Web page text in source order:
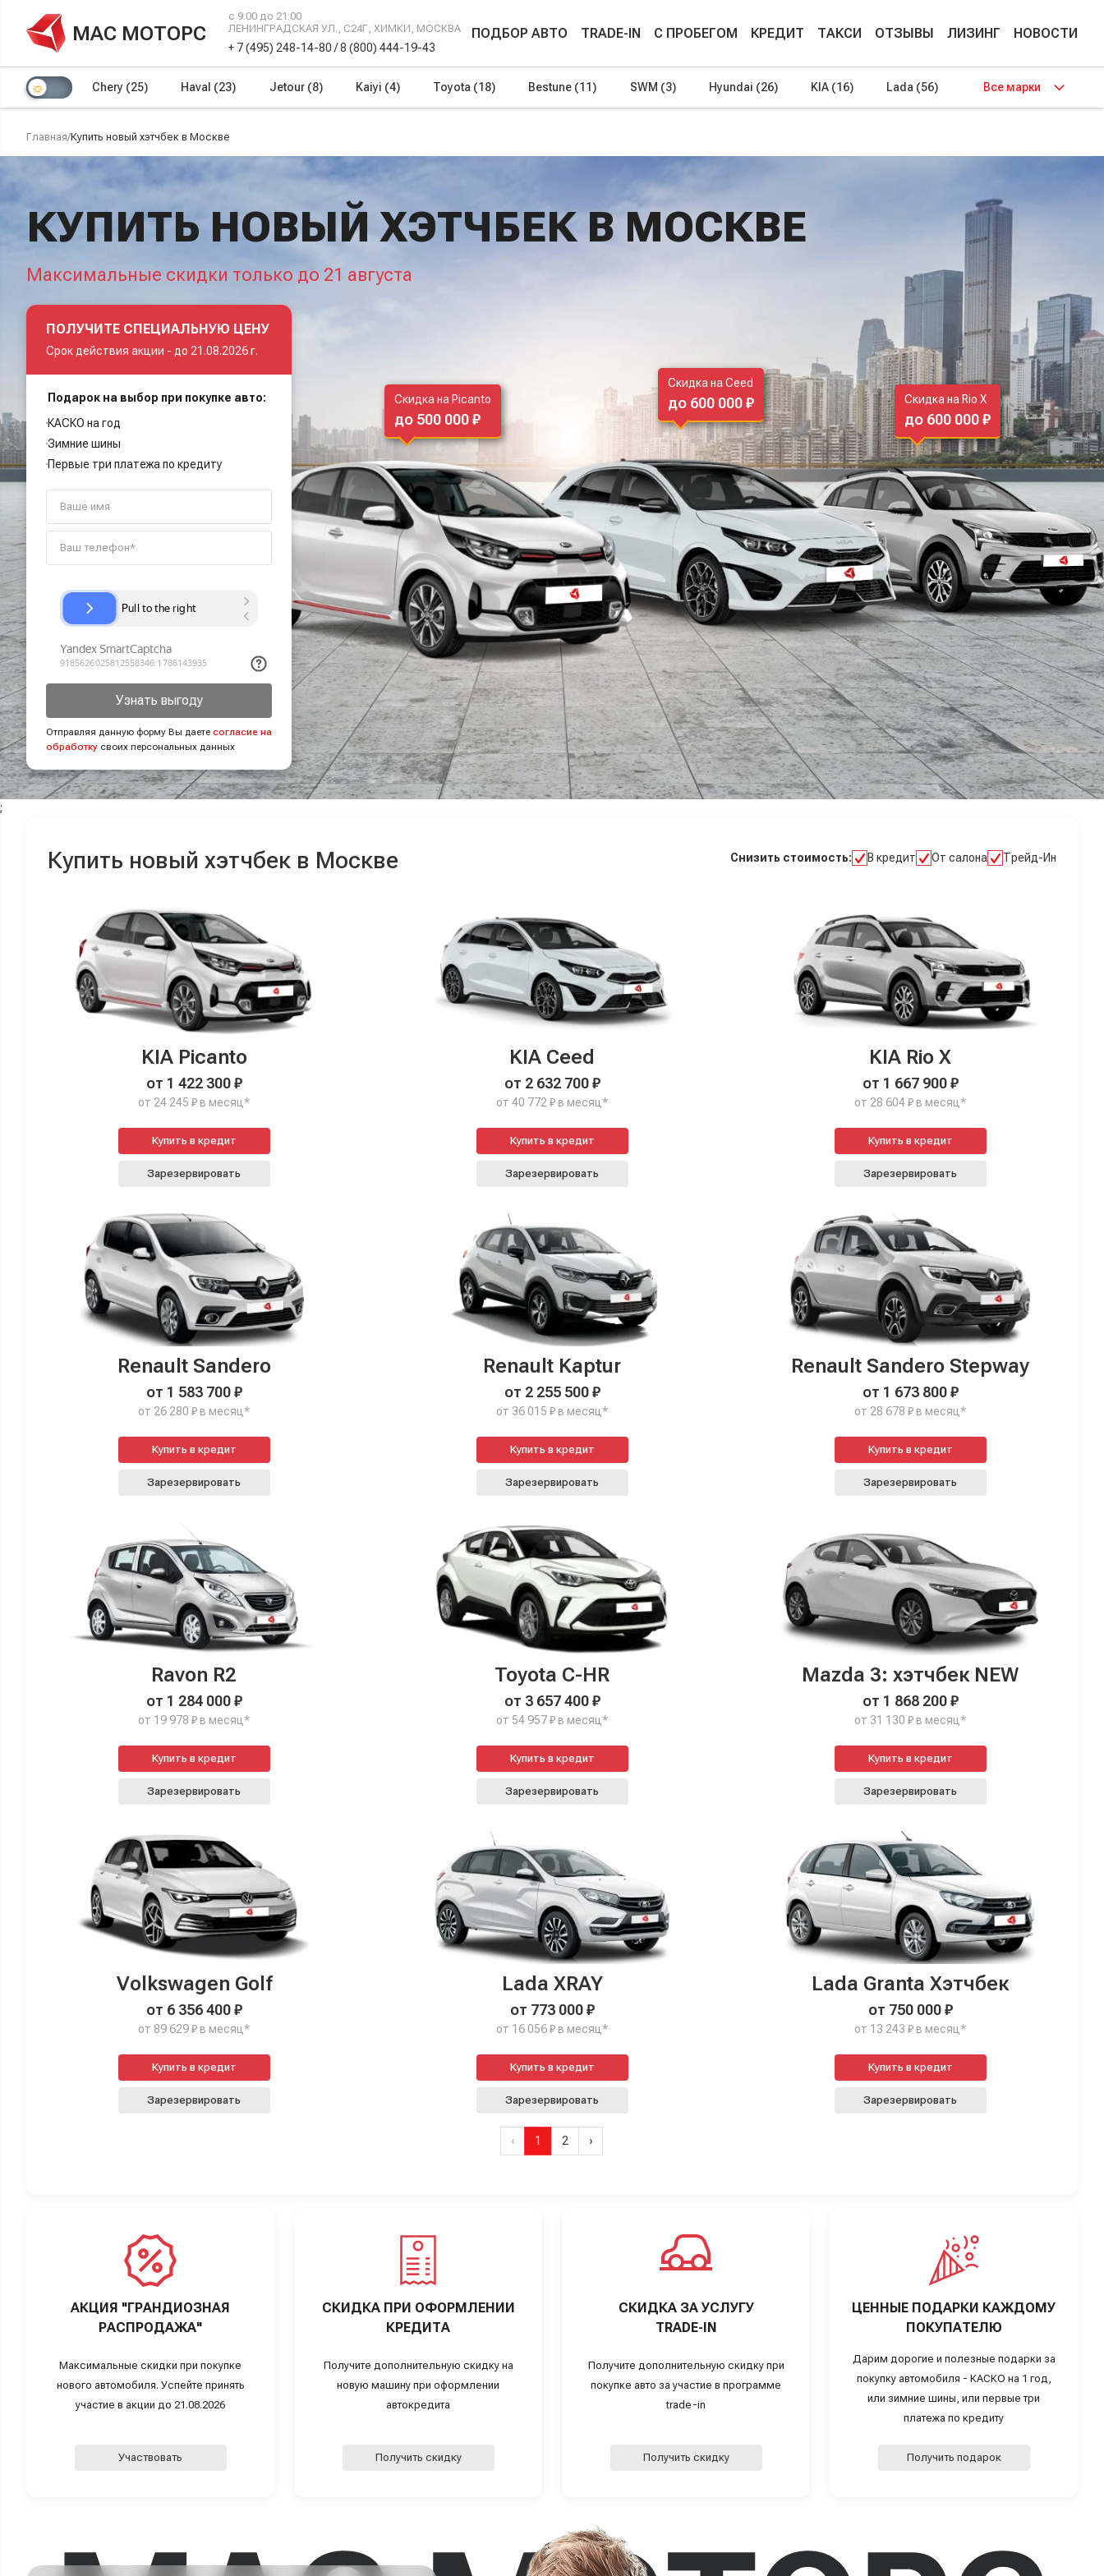
МАС МОТОРС
с 9:00 до 21:00
ЛЕНИНГРАДСКАЯ УЛ., С24Г, ХИМКИ, МОСКВА
+ 7 (495) 248-14-80 /8 (800) 444-19-43
ПОДБОР АВТО TRADE-IN С ПРОБЕГОМ КРЕДИТ ТАКСИ ОТЗЫВЫ ЛИЗИНГ НОВОСТИ
Chery (25) Haval (23) Jetour (8) Kaiyi (4) Toyota (18) Bestune (11) SWM (3) Hyundai (26) KIA (16) Lada (56) Все марки
Главная/Купить новый хэтчбек в Москве
КУПИТЬ НОВЫЙ ХЭТЧБЕК В МОСКВЕ
Максимальные скидки только до 21 августа
ПОЛУЧИТЕ СПЕЦИАЛЬНУЮ ЦЕНУ
Срок действия акции - до 21.08.2026 г.
Подарок на выбор при покупке авто:
КАСКО на год
Зимние шины
Первые три платежа по кредиту
Узнать выгоду
Отправляя данную форму Вы даете согласие на
обработку своих персональных данных
Скидка на Picanto
до 500 000 ₽
Скидка на Ceed
до 600 000 ₽ Скидка на Rio X
до 600 000 ₽
;
Купить новый хэтчбек в Москве Снизить стоимость: В кредит От салона Трейд-Ин
KIA Picanto
от 1 422 300 ₽
от 24 245 ₽ в месяц*
Купить в кредит
Зарезервировать
KIA Ceed
от 2 632 700 ₽
от 40 772 ₽ в месяц*
Купить в кредит
Зарезервировать
KIA Rio X
от 1 667 900 ₽
от 28 604 ₽ в месяц*
Купить в кредит
Зарезервировать
Renault Sandero
от 1 583 700 ₽
от 26 280 ₽ в месяц*
Купить в кредит
Зарезервировать
Renault Kaptur
от 2 255 500 ₽
от 36 015 ₽ в месяц*
Купить в кредит
Зарезервировать
Renault Sandero Stepway
от 1 673 800 ₽
от 28 678 ₽ в месяц*
Купить в кредит
Зарезервировать
Ravon R2
от 1 284 000 ₽
от 19 978 ₽ в месяц*
Купить в кредит
Зарезервировать
Toyota C-HR
от 3 657 400 ₽
от 54 957 ₽ в месяц*
Купить в кредит
Зарезервировать
Mazda 3: хэтчбек NEW
от 1 868 200 ₽
от 31 130 ₽ в месяц*
Купить в кредит
Зарезервировать
Volkswagen Golf
от 6 356 400 ₽
от 89 629 ₽ в месяц*
Купить в кредит
Зарезервировать
Lada XRAY
от 773 000 ₽
от 16 056 ₽ в месяц*
Купить в кредит
Зарезервировать
Lada Granta Хэтчбек
от 750 000 ₽
от 13 243 ₽ в месяц*
Купить в кредит
Зарезервировать
‹ 1 2 ›
АКЦИЯ "ГРАНДИОЗНАЯ
РАСПРОДАЖА"
Максимальные скидки при покупке
нового автомобиля. Успейте принять
участие в акции до 21.08.2026
Участвовать
СКИДКА ПРИ ОФОРМЛЕНИИ
КРЕДИТА
Получите дополнительную скидку на
новую машину при оформлении
автокредита
Получить скидку
СКИДКА ЗА УСЛУГУ
TRADE-IN
Получите дополнительную скидку при
покупке авто за участие в программе
trade-in
Получить скидку
ЦЕННЫЕ ПОДАРКИ КАЖДОМУ
ПОКУПАТЕЛЮ
Дарим дорогие и полезные подарки за
покупку автомобиля - КАСКО на 1 год,
или зимние шины, или первые три
платежа по кредиту
Получить подарок